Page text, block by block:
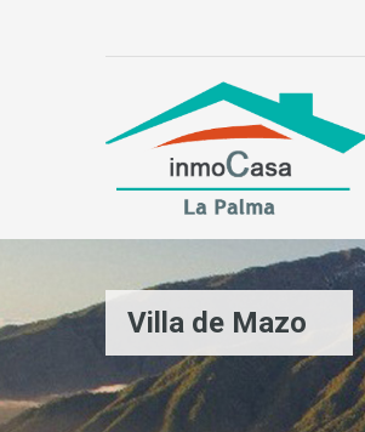
Villa de Mazo